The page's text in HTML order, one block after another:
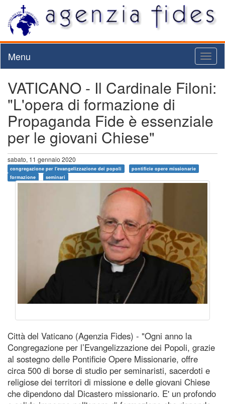
Menu
VATICANO - Il Cardinale Filoni:
"L'opera di formazione di
Propaganda Fide è essenziale
per le giovani Chiese"
sabato, 11 gennaio 2020
congregazione per l'evangelizzazione dei popoli
pontificie opere missionarie
formazione
seminari
Città del Vaticano (Agenzia Fides) - "Ogni anno la
Congregazione per l’Evangelizzazione dei Popoli, grazie
al sostegno delle Pontificie Opere Missionarie, offre
circa 500 di borse di studio per seminaristi, sacerdoti e
religiose dei territori di missione e delle giovani Chiese
che dipendono dal Dicastero missionario. E' un profondo